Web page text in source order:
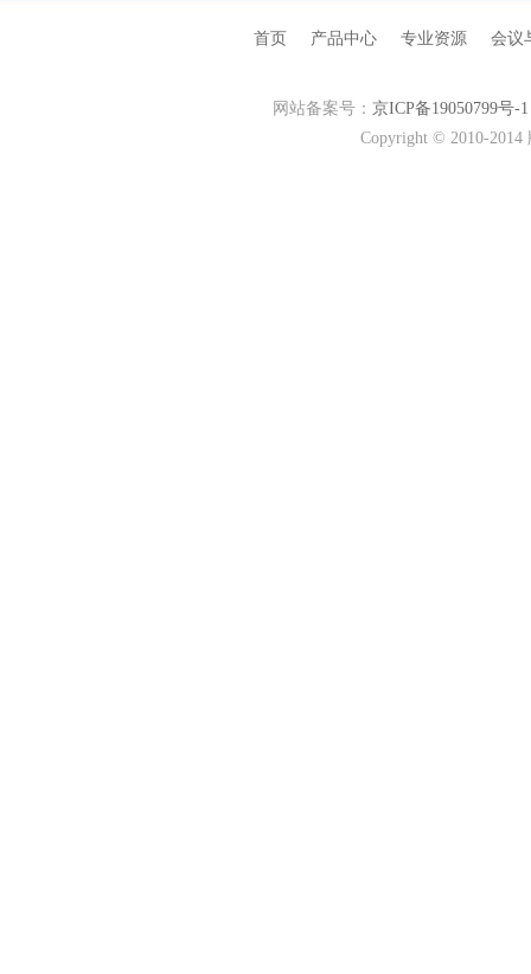
首页 产品中心 专业资源 会议
网站备案号： 京ICP备19050799号-1
Copyright © 2010-